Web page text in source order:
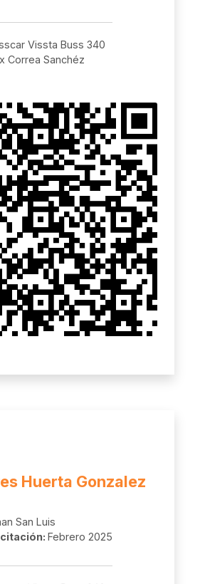
Vissta Buss 340
Correa Sanchéz
Huerta Gonzalez
San Luis
Febrero 2025